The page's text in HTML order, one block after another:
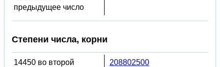
предыдущее число
Степени числа, корни
14450 во второй
208802500